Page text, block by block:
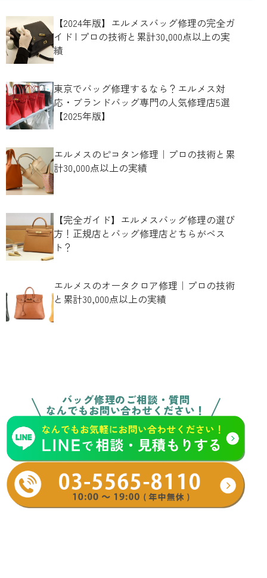
【2024年版】エルメスバッグ修理の完全ガ
イド | プロの技術と累計30,000点以上の実
績
東京でバッグ修理するなら？エルメス対
応・ブランドバッグ専門の人気修理店5選
【2025年版】
エルメスのピコタン修理｜プロの技術と累
計30,000点以上の実績
【完全ガイド】エルメスバッグ修理の選び
方！正規店とバッグ修理店どちらがベス
ト？
エルメスのオータクロア修理｜プロの技術
と累計30,000点以上の実績
バッグ修理のご相談・質問
なんでもお問い合わせください！